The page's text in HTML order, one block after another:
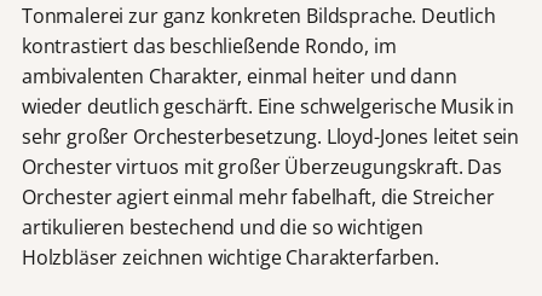
Tonmalerei zur ganz konkreten Bildsprache. Deutlich
kontrastiert das beschließende Rondo, im
ambivalenten Charakter, einmal heiter und dann
wieder deutlich geschärft. Eine schwelgerische Musik in
sehr großer Orchesterbesetzung. Lloyd-Jones leitet sein
Orchester virtuos mit großer Überzeugungskraft. Das
Orchester agiert einmal mehr fabelhaft, die Streicher
artikulieren bestechend und die so wichtigen
Holzbläser zeichnen wichtige Charakterfarben.